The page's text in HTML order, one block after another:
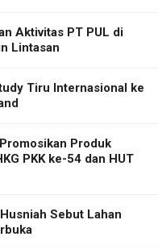
Aktivitas PT PUL di
Lintasan
Tiru Internasional ke
Produk
PKK ke-54 dan HUT
Sebut Lahan